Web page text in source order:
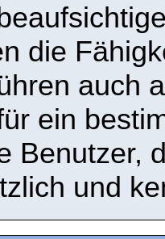
die
auch
ein
Benutzer,
und